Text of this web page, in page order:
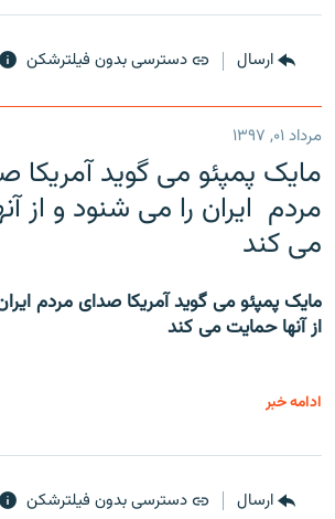
ارسال دسترسی بدون فیلترشکن
مرداد ۰۱, ۱۳۹۷
مایک پمپئو می گوید آمریکا
مردم ایران را می شنود و از
می کند
مایک پمپئو می گوید آمریکا صدای مردم
از آنها حمایت می کند
ادامه خبر
ارسال دسترسی بدون فیلترشکن